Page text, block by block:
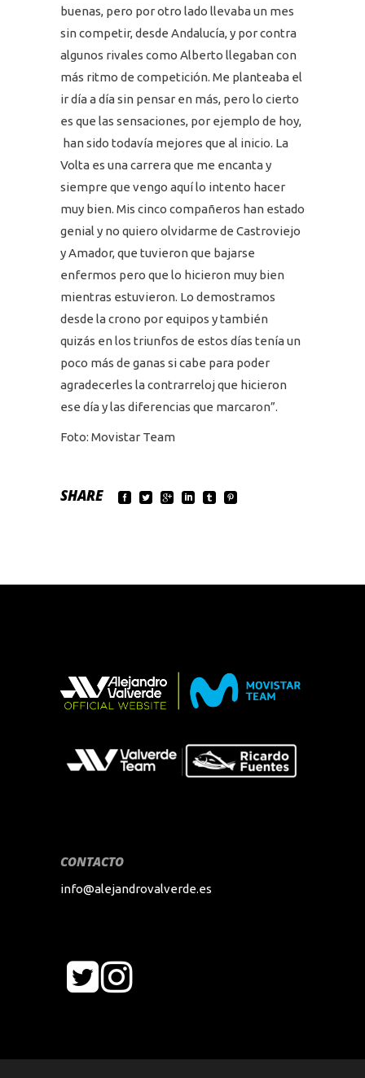
buenas, pero por otro lado llevaba un mes
sin competir, desde Andalucía, y por contra
algunos rivales como Alberto llegaban con
más ritmo de competición. Me planteaba el
ir día a día sin pensar en más, pero lo cierto
es que las sensaciones, por ejemplo de hoy,
han sido todavía mejores que al inicio. La
Volta es una carrera que me encanta y
siempre que vengo aquí lo intento hacer
muy bien. Mis cinco compañeros han estado
genial y no quiero olvidarme de Castroviejo
y Amador, que tuvieron que bajarse
enfermos pero que lo hicieron muy bien
mientras estuvieron. Lo demostramos
desde la crono por equipos y también
quizás en los triunfos de estos días tenía un
poco más de ganas si cabe para poder
agradecerles la contrarreloj que hicieron
ese día y las diferencias que marcaron”.
Foto: Movistar Team
SHARE
CONTACTO
info@alejandrovalverde.es